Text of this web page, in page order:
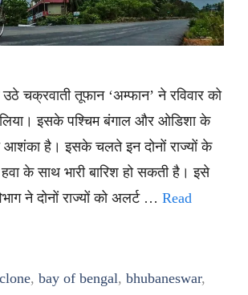
चक्रवाती तूफान ‘अम्फान’ ने रविवार को
इसके पश्चिम बंगाल और ओडिशा के
है। इसके चलते इन दोनों राज्यों के
के साथ भारी बारिश हो सकती है। इसे
ने दोनों राज्यों को अलर्ट … Read
, bay of bengal, bhubaneswar,